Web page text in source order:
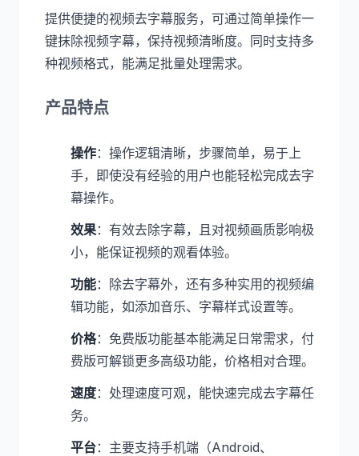
提供便捷的视频去字幕服务，可通过简单操作一
键抹除视频字幕，保持视频清晰度。同时支持多
种视频格式，能满足批量处理需求。
产品特点
操作：操作逻辑清晰，步骤简单，易于上
手，即使没有经验的用户也能轻松完成去字
幕操作。
效果：有效去除字幕，且对视频画质影响极
小，能保证视频的观看体验。
功能：除去字幕外，还有多种实用的视频编
辑功能，如添加音乐、字幕样式设置等。
价格：免费版功能基本能满足日常需求，付
费版可解锁更多高级功能，价格相对合理。
速度：处理速度可观，能快速完成去字幕任
务。
平台：主要支持手机端（Android、